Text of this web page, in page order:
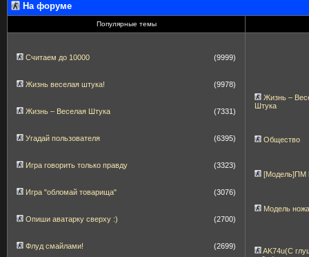
На форуме
Популярные темы
Считаем до 10000 (9999)
Жизнь веселая штука! (9978)
Жизнь – Веселая Штука (7331)
Угадай пользователя (6395)
Игра говорить только правду (3323)
Игра "обломай товарища" (3076)
Опиши аватарку сверху :) (2700)
Флуд смайлами! (2699)
Жизнь –
Штука
Общество
[Модель]ПМ
Модель ножа
AK74u(С